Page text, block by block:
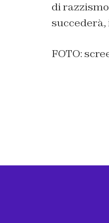
di
succederà,
FOTO: